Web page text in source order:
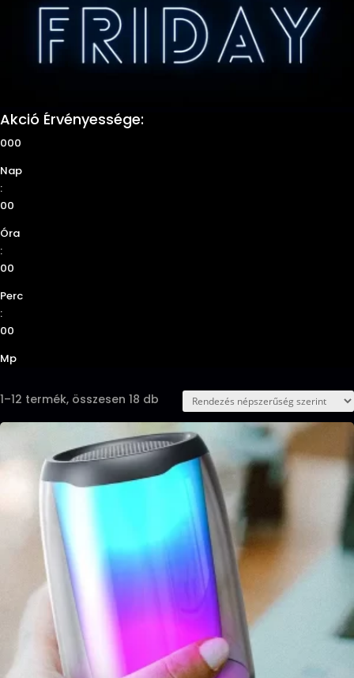
Akció Érvényessége:
000
Nap
:
00
Óra
:
00
Perc
:
00
Mp
1–12 termék, összesen 18 db Sorted
popularity